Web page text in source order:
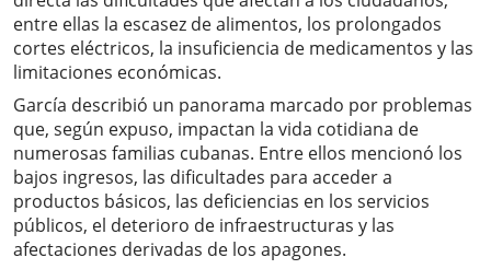
entre ellas la escasez de alimentos, los prolongados
cortes eléctricos, la insuficiencia de medicamentos y las
limitaciones económicas.
García describió un panorama marcado por problemas
que, según expuso, impactan la vida cotidiana de
numerosas familias cubanas. Entre ellos mencionó los
bajos ingresos, las dificultades para acceder a
productos básicos, las deficiencias en los servicios
públicos, el deterioro de infraestructuras y las
afectaciones derivadas de los apagones.